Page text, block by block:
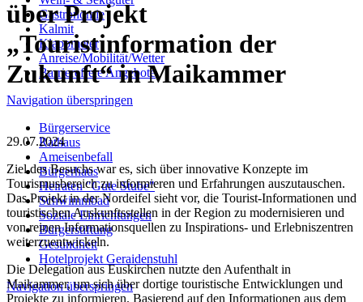
Gastronomie
Kalmit
Klappmeter
Anreise/Mobilität/Wetter
Barrierefreie Angebote
Navigation überspringen
Bürgerservice
Rathaus
Ameisenbefall
Bürgerhaus
Heiraten "Gute Stube"
Schwimmbad
Soziale Einrichtungen
Bürgerstiftung
Gesundheit
Hotelprojekt Geraidenstuhl
Navigation überspringen
über Projekt
„Touristinformation der
Zukunft“ in Maikammer
29.07.2024
Ziel des Besuchs war es, sich über innovative Konzepte im
Tourismusbereich zu informieren und Erfahrungen auszutauschen.
Das Projekt in der Nordeifel sieht vor, die Tourist-Informationen und
touristischen Auskunftsstellen in der Region zu modernisieren und
von reinen Informationsquellen zu Inspirations- und Erlebniszentren
weiterzuentwickeln.
Die Delegation aus Euskirchen nutzte den Aufenthalt in
Maikammer, um sich über dortige touristische Entwicklungen und
Projekte zu informieren. Basierend auf den Informationen aus dem